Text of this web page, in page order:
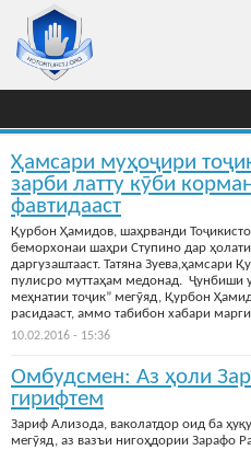
Перейти к основному содержанию
Ҳамсари муҳоҷири
зарби латту кӯби
фавтидааст
Қурбон Ҳамидов, шаҳрванди
беморхонаи шаҳри Ступино дар
даргузаштааст. Татяна Зуева,ҳамсари
пулисро муттаҳам медонад. Ҷунбиши
меҳнатии тоҷик” мегӯяд, Қурбон
расидааст, аммо табибон хабари
10.02.2016 - 15:36
Омбудсмен: Аз ҳоли
гирифтем
Зариф Ализода, ваколатдор оид ба
мегӯяд, аз вазъи нигоҳдории Зарафо